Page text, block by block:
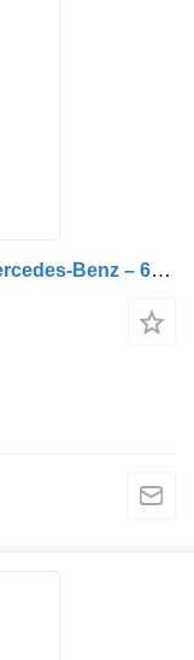
Ašis Mercedes-Benz Axa Motrică Mercedes-Benz – 6283502601 A6283502601 sunkvežimio